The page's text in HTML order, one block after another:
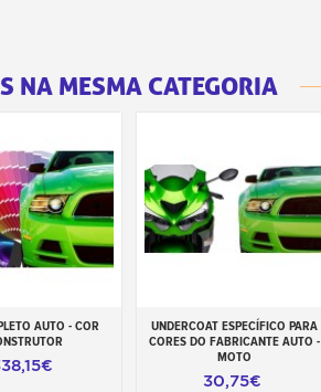
NA MESMA CATEGORIA
ao carrinho
AUTO - COR
Adicionar ao carrinho
UNDERCOAT ESPECÍFICO PARA
CORES DO FABRICANTE AUTO -
MOTO
30,75€